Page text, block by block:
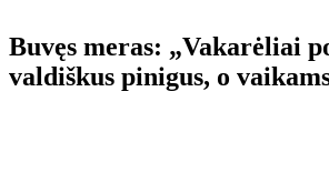
Buvęs meras: „Vakarėliai
valdiškus pinigus, o